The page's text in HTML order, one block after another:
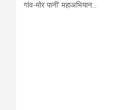
गांव-मोर पानी’ महाअभियान…